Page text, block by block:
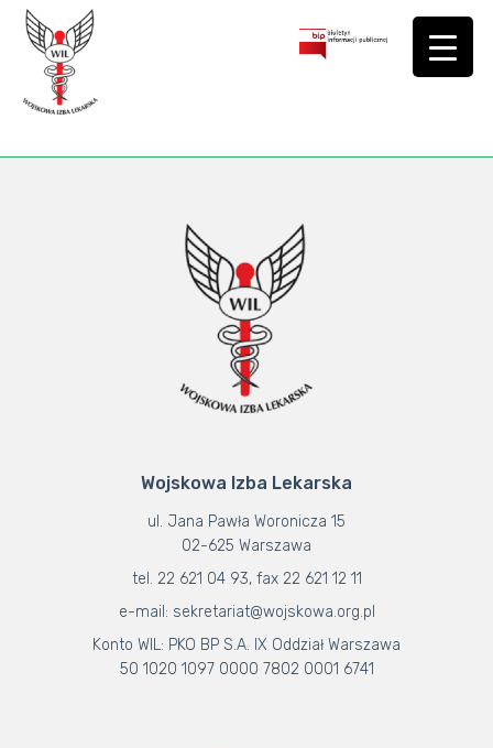
Wojskowa Izba Lekarska
ul. Jana Pawła Woronicza 15
02-625 Warszawa
tel. 22 621 04 93, fax 22 621 12 11
e-mail: sekretariat@wojskowa.org.pl
Konto WIL: PKO BP S.A. IX Oddział Warszawa
50 1020 1097 0000 7802 0001 6741